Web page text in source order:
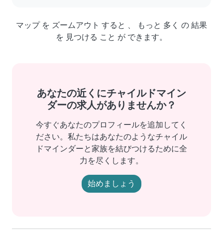
マップ を ズームアウト すると 、 もっと 多く の 結果
を 見つける こと が できます。
あなたの近くにチャイルドマイン
ダーの求人がありませんか？
今すぐあなたのプロフィールを追加してく
ださい。私たちはあなたのようなチャイル
ドマインダーと家族を結びつけるために全
力を尽くします。
始めましょう